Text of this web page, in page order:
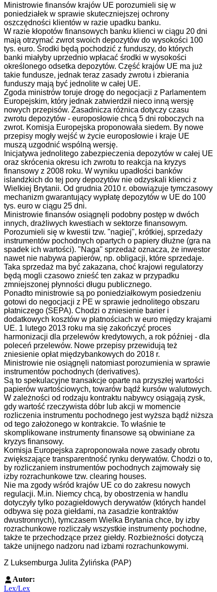
Ministrowie finansów krajów UE porozumieli się w
poniedziałek w sprawie skuteczniejszej ochrony
oszczędności klientów w razie upadku banku.
W razie kłopotów finansowych banku klienci w ciągu 20 dni
mają otrzymać zwrot swoich depozytów do wysokości 100
tys. euro. Środki będą pochodzić z funduszy, do których
banki miałyby uprzednio wpłacać środki w wysokości
określonego odsetka depozytów. Część krajów UE ma już
takie fundusze, jednak teraz zasady zwrotu i zbierania
funduszy mają być jednolite w całej UE.
Zgoda ministrów toruje drogę do negocjacji z Parlamentem
Europejskim, który jednak zatwierdził nieco inną wersję
nowych przepisów. Zasadnicza różnica dotyczy czasu
zwrotu depozytów - europosłowie chcą 5 dni roboczych na
zwrot. Komisja Europejska proponowała siedem. By nowe
przepisy mogły wejść w życie europosłowie i kraje UE
muszą uzgodnić wspólną wersję.
Inicjatywa jednolitego zabezpieczenia depozytów w całej UE
oraz skrócenia okresu ich zwrotu to reakcja na kryzys
finansowy z 2008 roku. W wyniku upadłości banków
islandzkich do tej pory depozytów nie odzyskali klienci z
Wielkiej Brytanii. Od grudnia 2010 r. obowiązuje tymczasowy
mechanizm gwarantujący wypłatę depozytów w UE do 100
tys. euro w ciągu 25 dni.
Ministrowie finansów osiągnęli podobny postęp w dwóch
innych, drażliwych kwestiach w sektorze finansowym.
Porozumieli się w kwestii tzw. "nagiej", krótkiej, sprzedaży
instrumentów pochodnych opartych o papiery dłużne (gra na
spadek ich wartości). "Naga" sprzedaż oznacza, że inwestor
nawet nie nabywa papierów, np. obligacji, które sprzedaje.
Taka sprzedaż ma być zakazana, choć krajowi regulatorzy
będą mogli czasowo znieść ten zakaz w przypadku
zmniejszonej płynności długu publicznego.
Ponadto ministrowie są po poniedziałkowym posiedzeniu
gotowi do negocjacji z PE w sprawie jednolitego obszaru
płatniczego (SEPA). Chodzi o zniesienie barier i
dodatkowych kosztów w płatnościach w euro między krajami
UE. 1 lutego 2013 roku ma się zakończyć proces
harmonizacji dla przelewów kredytowych, a rok później - dla
poleceń przelewów. Nowe przepisy przewidują też
zniesienie opłat międzybankowych do 2018 r.
Ministrowie nie osiągnęli natomiast porozumienia w sprawie
instrumentów pochodnych (derivatives).
Są to spekulacyjne transakcje oparte na przyszłej wartości
papierów wartościowych, towarów bądź kursów walutowych.
W zależności od rodzaju kontraktu nabywcy osiągają zysk,
gdy wartość rzeczywista dóbr lub akcji w momencie
rozliczenia instrumentu pochodnego jest wyższa bądź niższa
od tego założonego w kontrakcie. To właśnie te
skomplikowane instrumenty finansowe są obwiniane za
kryzys finansowy.
Komisja Europejska zaproponowała nowe zasady obrotu
zwiększające transparentność rynku derywatów. Chodzi o to,
by rozliczaniem instrumentów pochodnych zajmowały się
izby rozrachunkowe tzw. clearing houses.
Nie ma zgody wśród krajów UE co do zakresu nowych
regulacji. M.in. Niemcy chcą, by obostrzenia w handlu
dotyczyły tylko pozagiełdowych derywatów (których handel
odbywa się poza giełdami, na zasadzie kontraktów
dwustronnych), tymczasem Wielka Brytania chce, by izby
rozrachunkowe rozliczały wszystkie instrumenty pochodne,
także te przechodzące przez giełdy. Rozbieżności dotyczą
także unijnego nadzoru nad izbami rozrachunkowymi.
Z Luksemburga Julita Żylińska (PAP)
Autor:
Lex/Lex